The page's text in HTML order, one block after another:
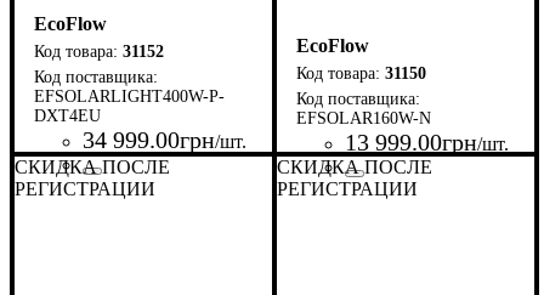
EcoFlow
31152
EFSOLARLIGHT400W-P-
DXT4EU
34 999.00грн/шт.
Страна-производитель
Серия: Solar Panel
EcoFlow
31150
EFSOLAR160W-N
13 999.00грн/шт.
Страна-производитель
Серия: Solar Panel
СКИДКА ПОСЛЕ
РЕГИСТРАЦИИ
СКИДКА ПОСЛЕ
РЕГИСТРАЦИИ